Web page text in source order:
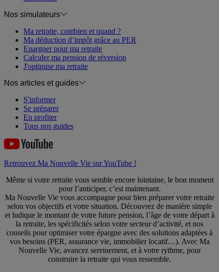
Nos simulateurs
Ma retraite, combien et quand ?
Ma déduction d’impôt grâce au PER
Epargner pour ma retraite
Calculer ma pension de réversion
J'optimise ma retraite
Nos articles et guides
S'informer
Se préparer
En profiter
Tous nos guides
Retrouvez Ma Nouvelle Vie sur YouTube !
Même si votre retraite vous semble encore lointaine, le bon moment
pour l’anticiper, c’est maintenant.
Ma Nouvelle Vie vous accompagne pour bien préparer votre retraite
selon vos objectifs et votre situation. Découvrez de manière simple
et ludique le montant de votre future pension, l’âge de votre départ à
la retraite, les spécificités selon votre secteur d’activité, et nos
conseils pour optimiser votre épargne avec des solutions adaptées à
vos besoins (PER, assurance vie, immobilier locatif…). Avec Ma
Nouvelle Vie, avancez sereinement, et à votre rythme, pour
construire la retraite qui vous ressemble.